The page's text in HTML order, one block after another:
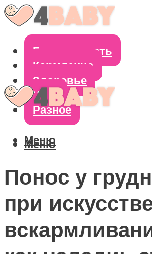
Беременность
Кормление
Здоровье
Уход
Разное
Меню
Меню
Понос у
при